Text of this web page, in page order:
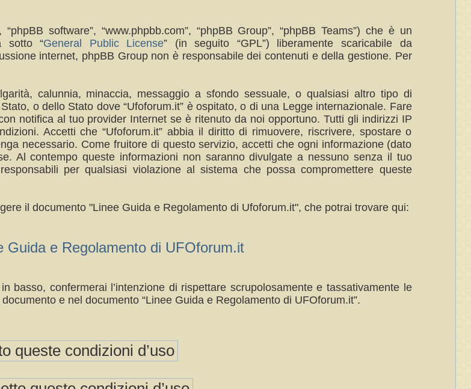
software”, “www.phpbb.com”, “phpBB Group”, “phpBB Teams”) che è un
sotto “General Public License” (in seguito “GPL”) liberamente scaricabile da
internet, phpBB Group non è responsabile dei contenuti e della gestione. Per
calunnia, minaccia, messaggio a sfondo sessuale, o qualsiasi altro tipo di
o dello Stato dove “Ufoforum.it” è ospitato, o di una Legge internazionale. Fare
notifica al tuo provider Internet se è ritenuto da noi opportuno. Tutti gli indirizzi IP
Accetti che “Ufoforum.it” abbia il diritto di rimuovere, riscrivere, spostare o
necessario. Come fruitore di questo servizio, accetti che ogni informazione (dato
Al contempo queste informazioni non saranno divulgate a nessuno senza il tuo
per qualsiasi violazione al sistema che possa compromettere queste
il documento "Linee Guida e Regolamento di Ufoforum.it", che potrai trovare qui:
Guida e Regolamento di UFOforum.it
basso, confermerai l’intenzione di rispettare scrupolosamente e tassativamente le
e nel documento “Linee Guida e Regolamento di UFOforum.it”.